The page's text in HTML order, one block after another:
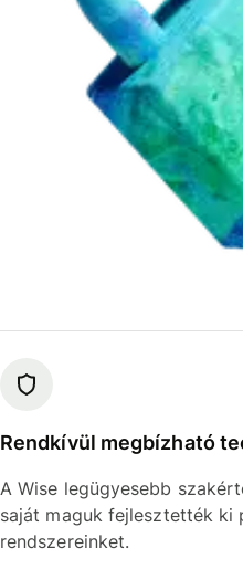
Rendkívül megbízható
A Wise legügyesebb
saját maguk fejlesztették ki
rendszereinket.